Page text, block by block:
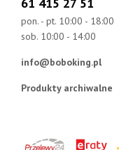
pon. - pt. 10:00 - 18:00
sob. 10:00 - 14:00
info@boboking.pl
Produkty archiwalne